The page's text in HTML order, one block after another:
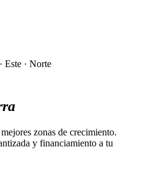
Este · Norte
zonas de crecimiento.
y financiamiento a tu